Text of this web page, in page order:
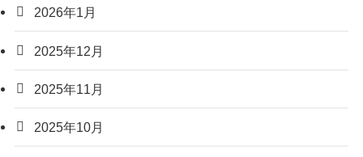
2026年1月
2025年12月
2025年11月
2025年10月